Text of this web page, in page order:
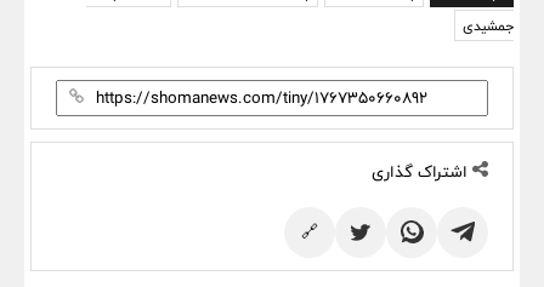
جمشیدی
اشتراک گذاری
🔗